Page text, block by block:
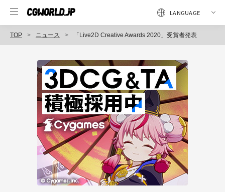
TOP ニュース 「Live2D Creative Awards 2020」受賞者発表